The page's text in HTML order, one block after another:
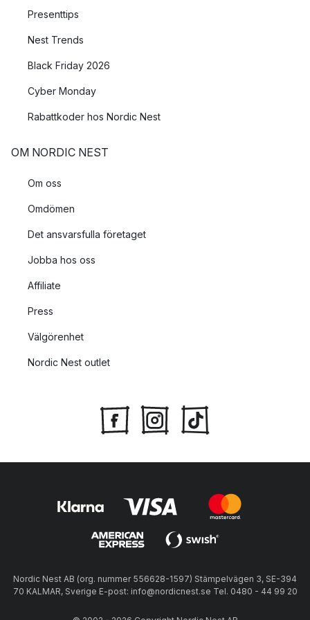
placera den mitt på bordet och låt den vara en del av
Presenttips
Nest Trends
Black Friday 2026
Cyber Monday
Rabattkoder hos Nordic Nest
OM NORDIC NEST
Om oss
Omdömen
Det ansvarsfulla företaget
Jobba hos oss
Affiliate
Press
Välgörenhet
Nordic Nest outlet
Nordic Nest AB (org. nummer 556628-1597) Stämpelvägen 3, SE-394
70 KALMAR, Sverige E-post: info@nordicnest.se Tel. 0480 - 44 99 20